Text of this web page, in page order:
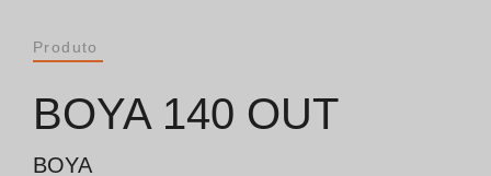
Geral [PT/ES]
Produto
BOYA 140 OUT
BOYA